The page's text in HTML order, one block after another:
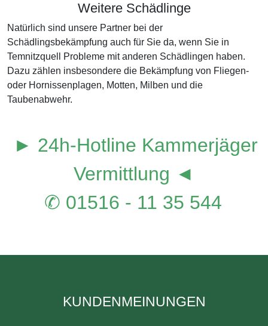
Weitere Schädlinge
Natürlich sind unsere Partner bei der
Schädlingsbekämpfung auch für Sie da, wenn Sie in
Temnitzquell Probleme mit anderen Schädlingen haben.
Dazu zählen insbesondere die Bekämpfung von Fliegen-
oder Hornissenplagen, Motten, Milben und die
Taubenabwehr.
► 24h-Hotline Kammerjäger
Vermittlung ◄
✆ 01516 - 11 35 544
KUNDENMEINUNGEN